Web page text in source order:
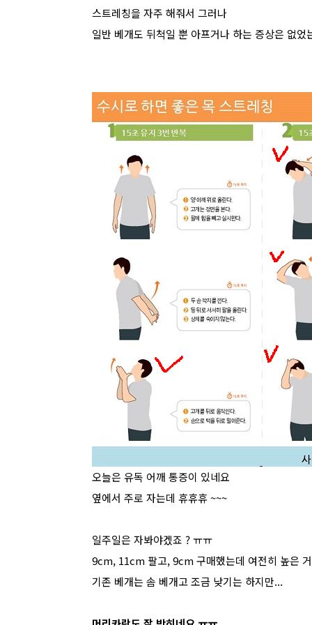
스트레칭을 자주 해줘서 그러나
일반 베개도 뒤척일 뿐 아프거나 하는 증상은 없었
오늘은 유독 어깨 통증이 있네요
옆에서 주로 자는데 휴휴휴 ~~~
일주일은 자봐야겠죠 ? ㅠㅠ
9cm, 11cm 팔고, 9cm 구매했는데 여전히 높은
기존 베개는 솜 베개고 조금 낮기는 하지만...